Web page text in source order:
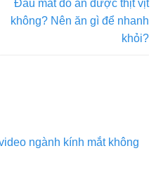
Đau mắt đỏ ăn được thịt vịt
không? Nên ăn gì để nhanh
khỏi?
ngành kính mắt không